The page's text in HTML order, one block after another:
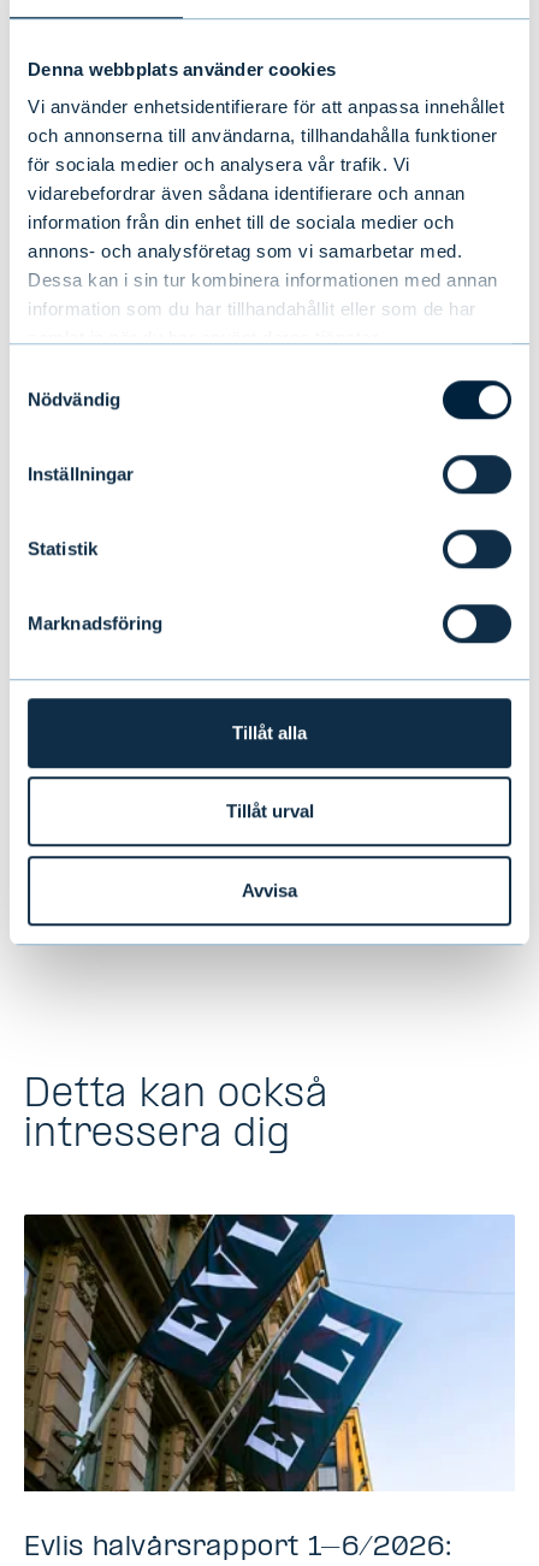
Denna webbplats använder cookies
Vi använder enhetsidentifierare för att anpassa innehållet
och annonserna till användarna, tillhandahålla funktioner
för sociala medier och analysera vår trafik. Vi
vidarebefordrar även sådana identifierare och annan
information från din enhet till de sociala medier och
annons- och analysföretag som vi samarbetar med.
Dessa kan i sin tur kombinera informationen med annan
information som du har tillhandahållit eller som de har
Nödvändig
Inställningar
Statistik
Marknadsföring
Tillåt alla
Tillåt urval
Avvisa
Se vårt breda utbud
av alternativa
fonder
Evlis alternativa fonder omfattar ett
brett utbud av private equity-,
fastighets-, skogs-, låne- och
utbudet omfattar även fastighetsfonder
Detta kan också
intressera dig
Evlis halvårsrapport 1–6/2026: